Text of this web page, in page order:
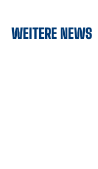
WEITERE NEWS